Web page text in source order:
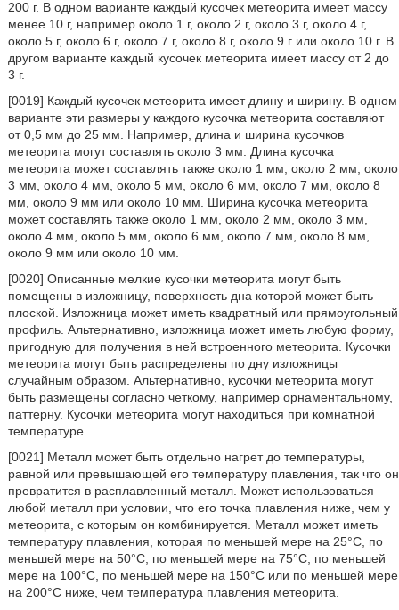
200 г. В одном варианте каждый кусочек метеорита имеет массу
менее 10 г, например около 1 г, около 2 г, около 3 г, около 4 г,
около 5 г, около 6 г, около 7 г, около 8 г, около 9 г или около 10 г. В
другом варианте каждый кусочек метеорита имеет массу от 2 до
3 г.
[0019] Каждый кусочек метеорита имеет длину и ширину. В одном
варианте эти размеры у каждого кусочка метеорита составляют
от 0,5 мм до 25 мм. Например, длина и ширина кусочков
метеорита могут составлять около 3 мм. Длина кусочка
метеорита может составлять также около 1 мм, около 2 мм, около
3 мм, около 4 мм, около 5 мм, около 6 мм, около 7 мм, около 8
мм, около 9 мм или около 10 мм. Ширина кусочка метеорита
может составлять также около 1 мм, около 2 мм, около 3 мм,
около 4 мм, около 5 мм, около 6 мм, около 7 мм, около 8 мм,
около 9 мм или около 10 мм.
[0020] Описанные мелкие кусочки метеорита могут быть
помещены в изложницу, поверхность дна которой может быть
плоской. Изложница может иметь квадратный или прямоугольный
профиль. Альтернативно, изложница может иметь любую форму,
пригодную для получения в ней встроенного метеорита. Кусочки
метеорита могут быть распределены по дну изложницы
случайным образом. Альтернативно, кусочки метеорита могут
быть размещены согласно четкому, например орнаментальному,
паттерну. Кусочки метеорита могут находиться при комнатной
температуре.
[0021] Металл может быть отдельно нагрет до температуры,
равной или превышающей его температуру плавления, так что он
превратится в расплавленный металл. Может использоваться
любой металл при условии, что его точка плавления ниже, чем у
метеорита, с которым он комбинируется. Металл может иметь
температуру плавления, которая по меньшей мере на 25°С, по
меньшей мере на 50°С, по меньшей мере на 75°С, по меньшей
мере на 100°С, по меньшей мере на 150°С или по меньшей мере
на 200°С ниже, чем температура плавления метеорита.